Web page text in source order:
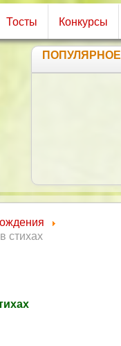
Тосты Конкурсы
ПОПУЛЯРНОЕ
стихах